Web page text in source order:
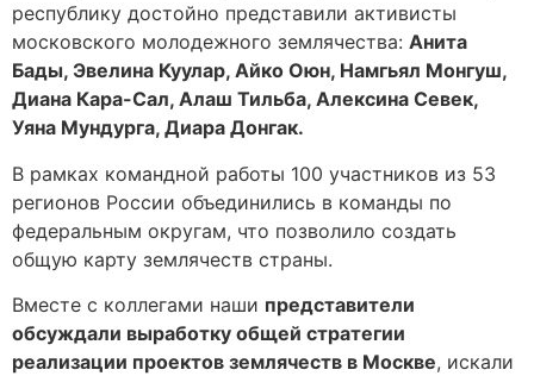
республику достойно представили активисты
московского молодежного землячества: Анита
Бады, Эвелина Куулар, Айко Оюн, Намгьял Монгуш,
Диана Кара-Сал, Алаш Тильба, Алексина Севек,
Уяна Мундурга, Диара Донгак.
В рамках командной работы 100 участников из 53
регионов России объединились в команды по
федеральным округам, что позволило создать
общую карту землячеств страны.
Вместе с коллегами наши представители
обсуждали выработку общей стратегии
реализации проектов землячеств в Москве, искали